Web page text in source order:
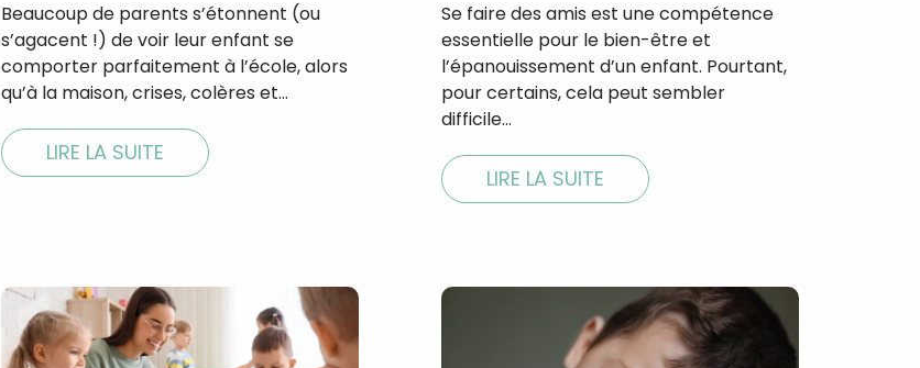
Beaucoup de parents s’étonnent (ou
s’agacent !) de voir leur enfant se
comporter parfaitement à l’école, alors
qu’à la maison, crises, colères et…
LIRE LA SUITE
Se faire des amis est une compétence
essentielle pour le bien-être et
l’épanouissement d’un enfant. Pourtant,
pour certains, cela peut sembler
difficile…
LIRE LA SUITE